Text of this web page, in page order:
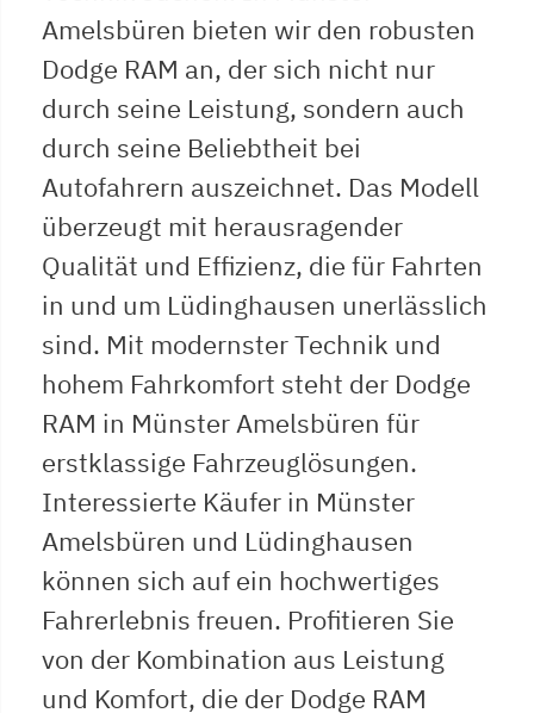
Amelsbüren bieten wir den robusten
Dodge RAM an, der sich nicht nur
durch seine Leistung, sondern auch
durch seine Beliebtheit bei
Autofahrern auszeichnet. Das Modell
überzeugt mit herausragender
Qualität und Effizienz, die für Fahrten
in und um Lüdinghausen unerlässlich
sind. Mit modernster Technik und
hohem Fahrkomfort steht der Dodge
RAM in Münster Amelsbüren für
erstklassige Fahrzeuglösungen.
Interessierte Käufer in Münster
Amelsbüren und Lüdinghausen
können sich auf ein hochwertiges
Fahrerlebnis freuen. Profitieren Sie
von der Kombination aus Leistung
und Komfort, die der Dodge RAM